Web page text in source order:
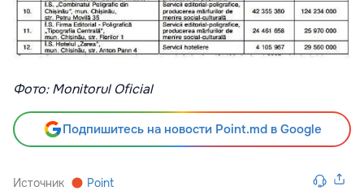
Фото: Monitorul Oficial
Подпишитесь на новости Point.md в Google
Источник Point